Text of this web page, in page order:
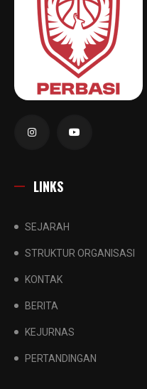
LINKS
SEJARAH
STRUKTUR ORGANISASI
KONTAK
BERITA
KEJURNAS
PERTANDINGAN